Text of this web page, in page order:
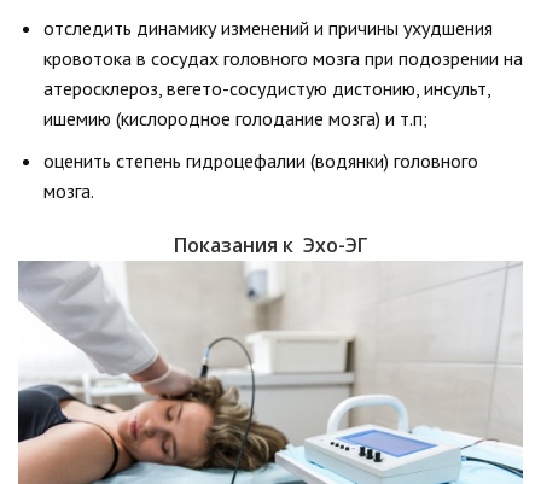
отследить динамику изменений и причины ухудшения
кровотока в сосудах головного мозга при подозрении на
атеросклероз, вегето-сосудистую дистонию, инсульт,
ишемию (кислородное голодание мозга) и т.п;
оценить степень гидроцефалии (водянки) головного
мозга.
Показания к Эхо-ЭГ